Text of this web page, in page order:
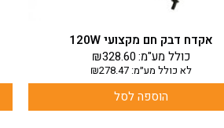
אקדח דבק חם מקצועי 120W
₪328.60כולל מע"מ:
לא כולל מע״מ: ₪278.47
הוספה לסל